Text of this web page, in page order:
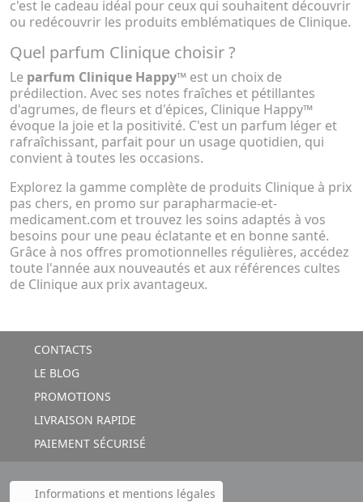
c'est le cadeau idéal pour ceux qui souhaitent découvrir
ou redécouvrir les produits emblématiques de Clinique.
Quel parfum Clinique choisir ?
Le parfum Clinique Happy™ est un choix de
prédilection. Avec ses notes fraîches et pétillantes
d'agrumes, de fleurs et d'épices, Clinique Happy™
évoque la joie et la positivité. C'est un parfum léger et
rafraîchissant, parfait pour un usage quotidien, qui
convient à toutes les occasions.
Explorez la gamme complète de produits Clinique à prix
pas chers, en promo sur parapharmacie-et-
medicament.com et trouvez les soins adaptés à vos
besoins pour une peau éclatante et en bonne santé.
Grâce à nos offres promotionnelles régulières, accédez
toute l'année aux nouveautés et aux références cultes
de Clinique aux prix avantageux.
CONTACTS
LE BLOG
PROMOTIONS
LIVRAISON RAPIDE
PAIEMENT SÉCURISÉ
Informations et mentions légales